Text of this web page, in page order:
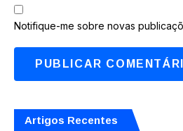
Notifique-me sobre novas
Artigos Recentes